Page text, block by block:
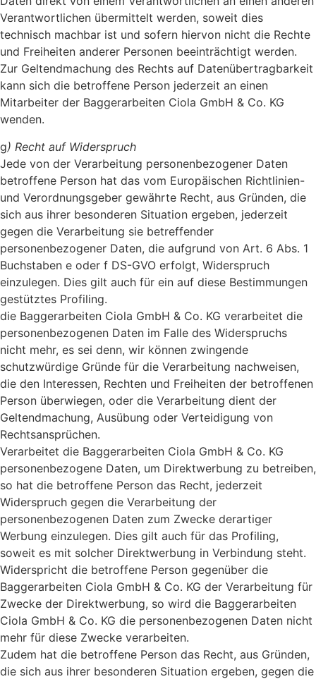
Verantwortlichen übermittelt werden, soweit dies
technisch machbar ist und sofern hiervon nicht die Rechte
und Freiheiten anderer Personen beeinträchtigt werden.
Zur Geltendmachung des Rechts auf Datenübertragbarkeit
kann sich die betroffene Person jederzeit an einen
Mitarbeiter der Baggerarbeiten Ciola GmbH & Co. KG
wenden.
g) Recht auf Widerspruch
Jede von der Verarbeitung personenbezogener Daten
betroffene Person hat das vom Europäischen Richtlinien-
und Verordnungsgeber gewährte Recht, aus Gründen, die
sich aus ihrer besonderen Situation ergeben, jederzeit
gegen die Verarbeitung sie betreffender
personenbezogener Daten, die aufgrund von Art. 6 Abs. 1
Buchstaben e oder f DS-GVO erfolgt, Widerspruch
einzulegen. Dies gilt auch für ein auf diese Bestimmungen
gestütztes Profiling.
die Baggerarbeiten Ciola GmbH & Co. KG verarbeitet die
personenbezogenen Daten im Falle des Widerspruchs
nicht mehr, es sei denn, wir können zwingende
schutzwürdige Gründe für die Verarbeitung nachweisen,
die den Interessen, Rechten und Freiheiten der betroffenen
Person überwiegen, oder die Verarbeitung dient der
Geltendmachung, Ausübung oder Verteidigung von
Rechtsansprüchen.
Verarbeitet die Baggerarbeiten Ciola GmbH & Co. KG
personenbezogene Daten, um Direktwerbung zu betreiben,
so hat die betroffene Person das Recht, jederzeit
Widerspruch gegen die Verarbeitung der
personenbezogenen Daten zum Zwecke derartiger
Werbung einzulegen. Dies gilt auch für das Profiling,
soweit es mit solcher Direktwerbung in Verbindung steht.
Widerspricht die betroffene Person gegenüber die
Baggerarbeiten Ciola GmbH & Co. KG der Verarbeitung für
Zwecke der Direktwerbung, so wird die Baggerarbeiten
Ciola GmbH & Co. KG die personenbezogenen Daten nicht
mehr für diese Zwecke verarbeiten.
Zudem hat die betroffene Person das Recht, aus Gründen,
die sich aus ihrer besonderen Situation ergeben, gegen die